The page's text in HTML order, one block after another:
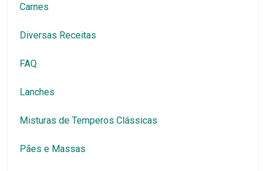
Carnes
Diversas Receitas
FAQ
Lanches
Misturas de Temperos Clássicas
Pães e Massas